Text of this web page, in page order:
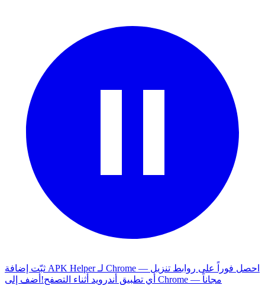
ثبّت إضافة APK Helper لـ Chrome — احصل فوراً على روابط تنزيل
أي تطبيق أندرويد أثناء التصفح!
أضف إلى Chrome — مجاناً